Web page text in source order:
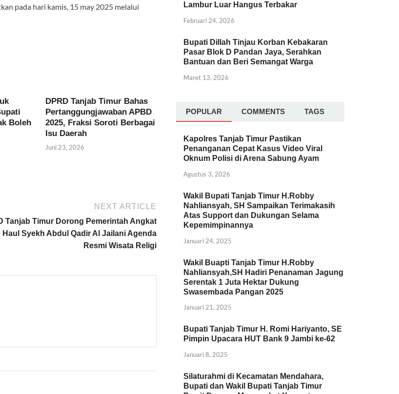
pada hari kamis, 15 may 2025 melalui
Boleh
DPRD Tanjab Timur Bahas
Pertanggungjawaban APBD
2025, Fraksi Soroti Berbagai
Isu Daerah
Juni 23, 2026
NEXT ARTICLE
Tanjab Timur Dorong Pemerintah Angkat
Haul Syekh Abdul Qadir Al Jailani Agenda
Resmi Wisata Religi
Lambur Luar Hangus Terbakar
Februari 24, 2026
Bupati Dillah Tinjau Korban Kebakaran
Pasar Blok D Pandan Jaya, Serahkan
Bantuan dan Beri Semangat Warga
Maret 13, 2026
POPULAR COMMENTS TAGS
Kapolres Tanjab Timur Pastikan
Penanganan Cepat Kasus Video Viral
Oknum Polisi di Arena Sabung Ayam
Agustus 3, 2026
Wakil Bupati Tanjab Timur H.Robby
Nahliansyah, SH Sampaikan Terimakasih
Atas Support dan Dukungan Selama
Kepemimpinannya
Januari 24, 2025
Wakil Buapti Tanjab Timur H.Robby
Nahliansyah,SH Hadiri Penanaman Jagung
Serentak 1 Juta Hektar Dukung
Swasembada Pangan 2025
Januari 21, 2025
Bupati Tanjab Timur H. Romi Hariyanto, SE
Pimpin Upacara HUT Bank 9 Jambi ke-62
Januari 8, 2025
Silaturahmi di Kecamatan Mendahara,
Bupati dan Wakil Bupati Tanjab Timur